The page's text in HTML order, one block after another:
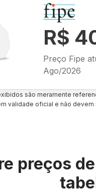
R$
Preço Fipe
Ago/2026
são meramente
validade oficial e não
preços